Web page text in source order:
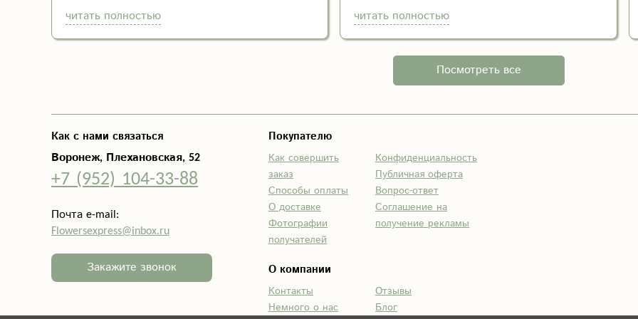
читать полностью
читать полностью
Посмотреть все
Как с нами связаться
Воронеж, Плехановская, 52
+7 (952) 104-33-88
Почта e-mail:
Flowersexpress@inbox.ru
Закажите звонок
Покупателю
Как совершить
заказ
Способы оплаты
О доставке
Фотографии
получателей
Конфиденциальность
Публичная оферта
Вопрос-ответ
Соглашение на
получение рекламы
О компании
Контакты
Немного о нас
Отзывы
Блог